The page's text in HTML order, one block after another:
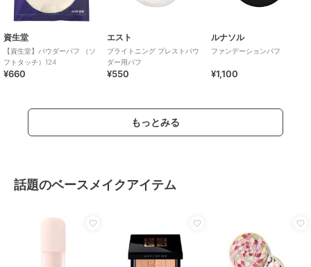
資生堂
【資生堂】パウダーパフ （ソ
フトタッチ）124
¥660
エスト
ブライトニング プレストパウ
ダー用パフ
¥550
ルナソル
ファンデーションパフ
¥1,100
もっとみる
話題のベースメイクアイテム